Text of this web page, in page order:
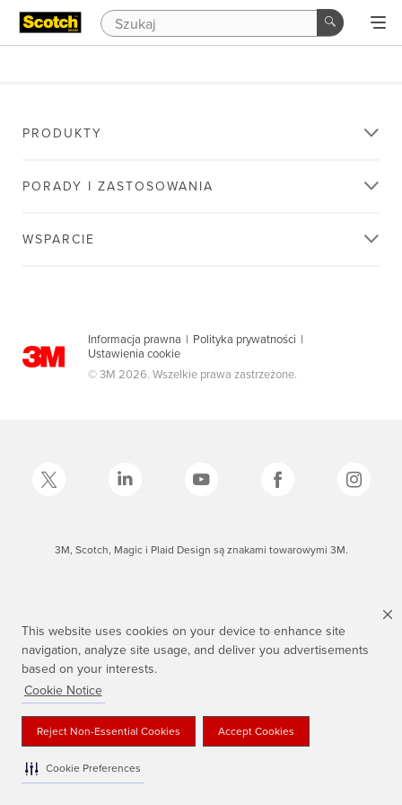
This website uses cookies on your device to enhance site
navigation, analyze site usage, and deliver you advertisements
based on your interests.
Cookie Notice
Reject Non-Essential Cookies Accept Cookies
Cookie Preferences
PRODUKTY
PORADY I ZASTOSOWANIA
WSPARCIE
Informacja prawna | Polityka prywatności |
Ustawienia cookie
© 3M 2026. Wszelkie prawa zastrzeżone.
3M, Scotch, Magic i Plaid Design są znakami towarowymi 3M.